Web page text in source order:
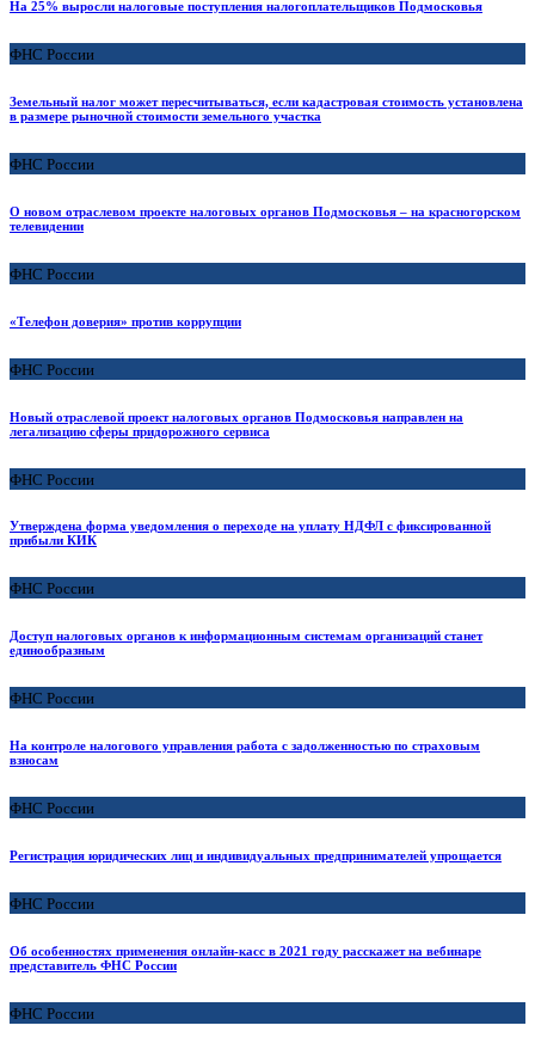
На 25% выросли налоговые поступления налогоплательщиков Подмосковья
ФНС России
Земельный налог может пересчитываться, если кадастровая стоимость установлена
в размере рыночной стоимости земельного участка
ФНС России
О новом отраслевом проекте налоговых органов Подмосковья – на красногорском
телевидении
ФНС России
«Телефон доверия» против коррупции
ФНС России
Новый отраслевой проект налоговых органов Подмосковья направлен на
легализацию сферы придорожного сервиса
ФНС России
Утверждена форма уведомления о переходе на уплату НДФЛ с фиксированной
прибыли КИК
ФНС России
Доступ налоговых органов к информационным системам организаций станет
единообразным
ФНС России
На контроле налогового управления работа с задолженностью по страховым
взносам
ФНС России
Регистрация юридических лиц и индивидуальных предпринимателей упрощается
ФНС России
Об особенностях применения онлайн-касс в 2021 году расскажет на вебинаре
представитель ФНС России
ФНС России